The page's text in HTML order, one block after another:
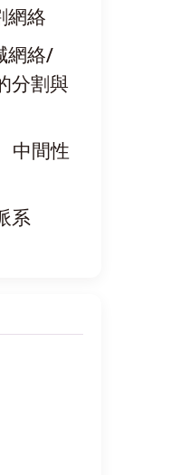
網絡
網絡/
分割與
中間性
系